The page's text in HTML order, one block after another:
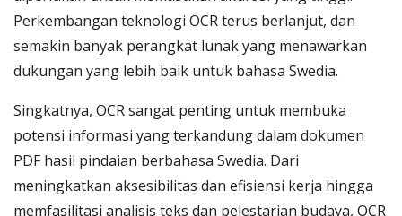
Perkembangan teknologi OCR terus berlanjut, dan
semakin banyak perangkat lunak yang menawarkan
dukungan yang lebih baik untuk bahasa Swedia.
Singkatnya, OCR sangat penting untuk membuka
potensi informasi yang terkandung dalam dokumen
PDF hasil pindaian berbahasa Swedia. Dari
meningkatkan aksesibilitas dan efisiensi kerja hingga
memfasilitasi analisis teks dan pelestarian budaya, OCR